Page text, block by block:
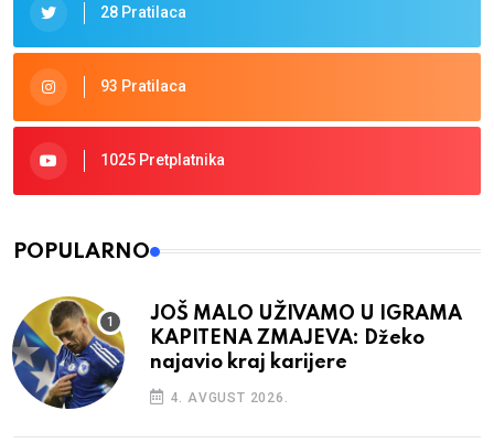
28 Pratilaca
93 Pratilaca
1025 Pretplatnika
POPULARNO
JOŠ MALO UŽIVAMO U IGRAMA
KAPITENA ZMAJEVA: Džeko
najavio kraj karijere
4. AVGUST 2026.